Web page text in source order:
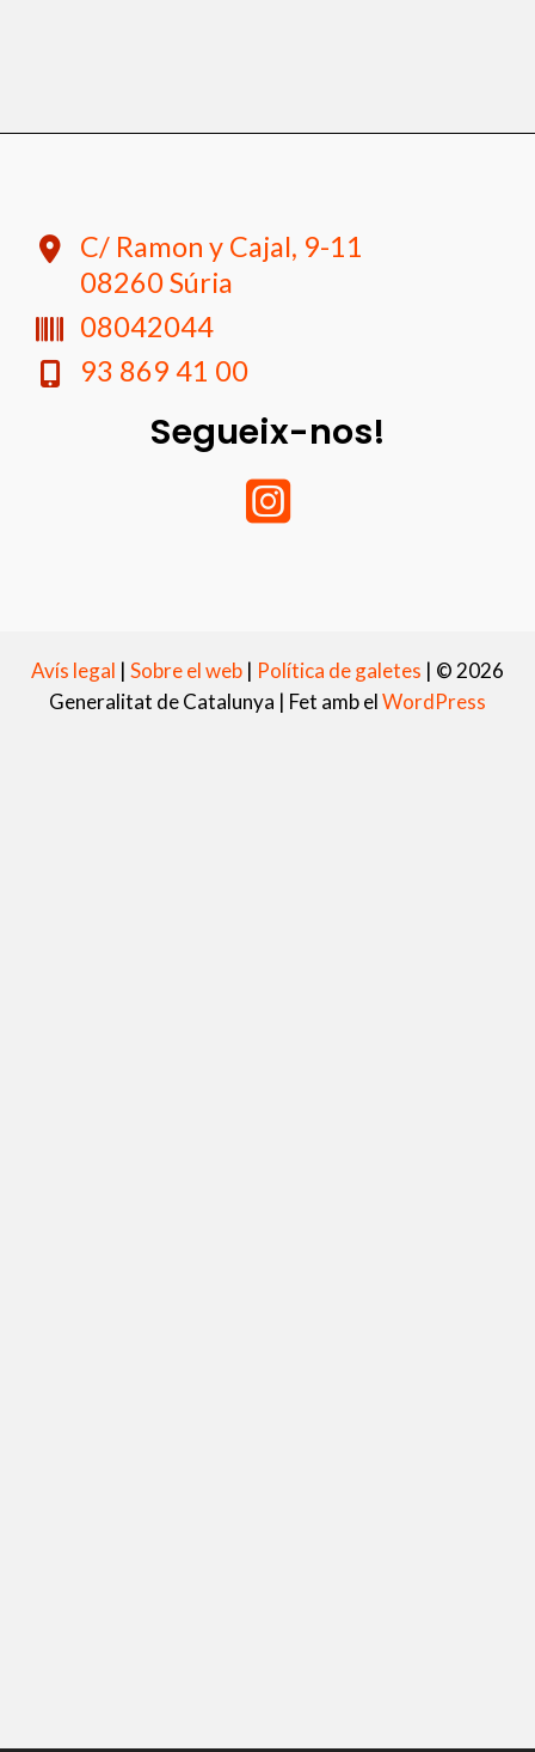
C/ Ramon y Cajal, 9-11
08260 Súria
08042044
93 869 41 00
Segueix-nos!
Avís legal | Sobre el web | Política de galetes | © 2026
Generalitat de Catalunya | Fet amb elWordPress